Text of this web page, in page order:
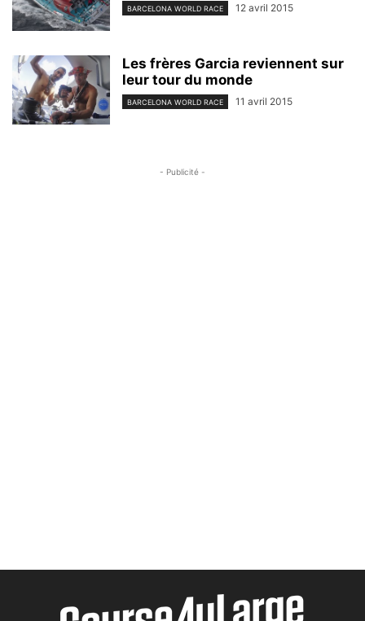
BARCELONA WORLD RACE 12 avril 2015
Les frères Garcia reviennent sur
leur tour du monde
BARCELONA WORLD RACE 11 avril 2015
- Publicité -